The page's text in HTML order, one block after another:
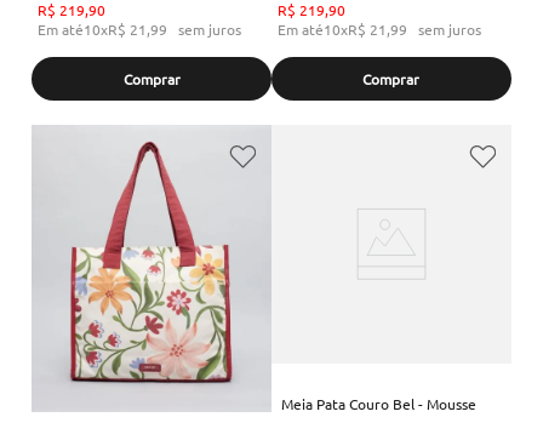
R$ 219,90
Em até10xR$ 21,99 sem juros
Comprar
R$ 219,90
Em até10xR$ 21,99 sem juros
Comprar
Meia Pata Couro Bel - Mousse